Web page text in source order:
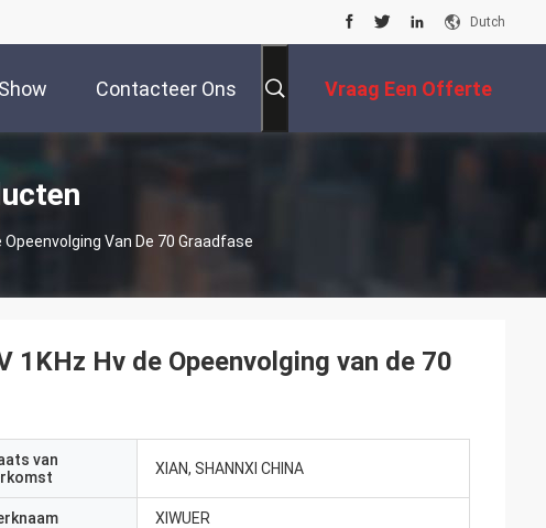
Dutch
Contacteer Ons Vraag Een Offerte
Van De 70 Graadfase
1KHz Hv de Opeenvolging van de 70
van
XIAN, SHANNXI CHINA
XIWUER